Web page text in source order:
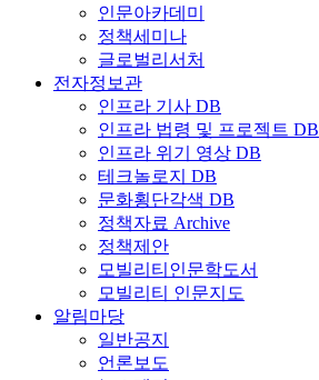
인문아카데미
정책세미나
글로벌리서처
전자정보관
인프라 기사 DB
인프라 법령 및 프로젝트 DB
인프라 위기 영상 DB
테크놀로지 DB
문화횡단각색 DB
정책자료 Archive
정책제안
모빌리티인문학도서
모빌리티 인문지도
알림마당
일반공지
언론보도